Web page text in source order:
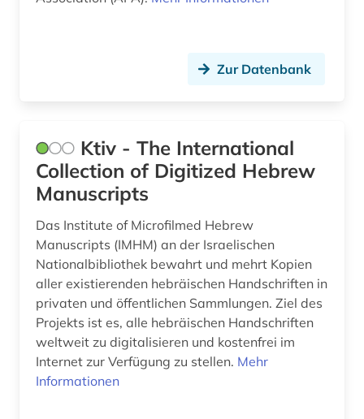
bayerische staatsbibliothek (1)
bayern (2)
bedrohte sprache (1)
beherbergungsgewerbe tourismus
volkswirtschaft tourismus gaststättengewerbe
hotelgewerbe kulturkontakt reisen tourismus (1)
behindertenarbeit (1)
Zur Datenbank
Ktiv - The International
Collection of Digitized Hebrew
Manuscripts
Das Institute of Microfilmed Hebrew
Manuscripts (IMHM) an der Israelischen
Nationalbibliothek bewahrt und mehrt Kopien
aller existierenden hebräischen Handschriften in
privaten und öffentlichen Sammlungen. Ziel des
Projekts ist es, alle hebräischen Handschriften
weltweit zu digitalisieren und kostenfrei im
Internet zur Verfügung zu stellen. Mehr
Informationen